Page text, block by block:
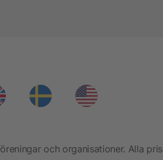
och organisationer. Alla